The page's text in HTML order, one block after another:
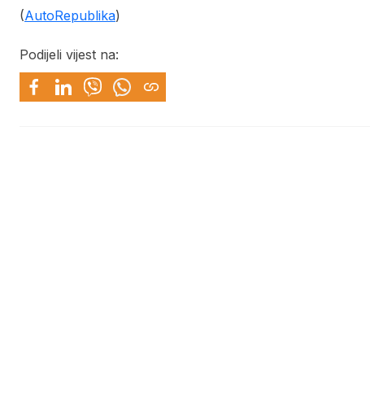
(AutoRepublika)
Podijeli vijest na: